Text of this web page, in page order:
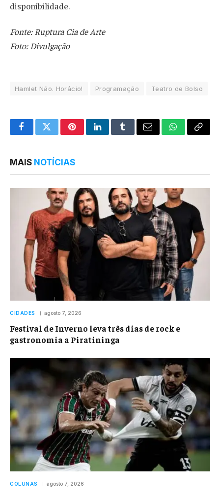
disponibilidade.
Fonte: Ruptura Cia de Arte
Foto: Divulgação
Hamlet Não. Horácio! Programação Teatro de Bolso
FacebookTwitterPinterestLinkedInTumblrEmail WhatsApp
Copy
MAIS NOTÍCIAS
CIDADES agosto 7, 2026
Festival de Inverno leva três dias de rock e
gastronomia a Piratininga
COLUNAS agosto 7, 2026